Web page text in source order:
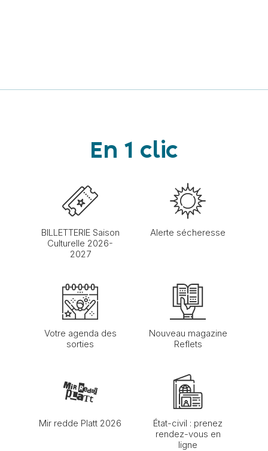
En 1 clic
BILLETTERIE Saison
Culturelle 2026-
2027
Alerte sécheresse
Votre agenda des
sorties
Nouveau magazine
Reflets
Mir redde Platt 2026
État-civil : prenez
rendez-vous en
ligne